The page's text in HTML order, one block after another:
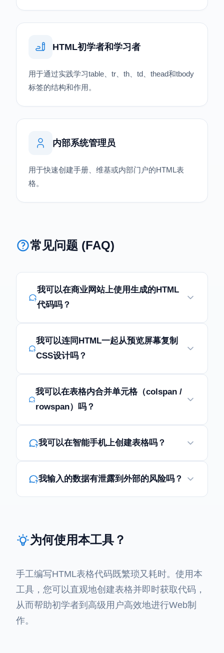
HTML初学者和学习者
用于通过实践学习table、tr、th、td、thead和tbody
标签的结构和作用。
内部系统管理员
用于快速创建手册、维基或内部门户的HTML表
格。
常见问题 (FAQ)
我可以在商业网站上使用生成的HTML
代码吗？
我可以连同HTML一起从预览屏幕复制
CSS设计吗？
我可以在表格内合并单元格（colspan /
rowspan）吗？
我可以在智能手机上创建表格吗？
我输入的数据有泄露到外部的风险吗？
为何使用本工具？
手工编写HTML表格代码既繁琐又耗时。使用本
工具，您可以直观地创建表格并即时获取代码，
从而帮助初学者到高级用户高效地进行Web制
作。